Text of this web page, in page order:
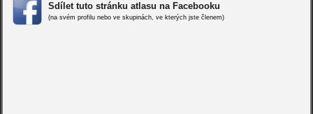
Sdílet tuto stránku atlasu na Facebooku
(na svém profilu nebo ve skupinách, ve kterých jste členem)